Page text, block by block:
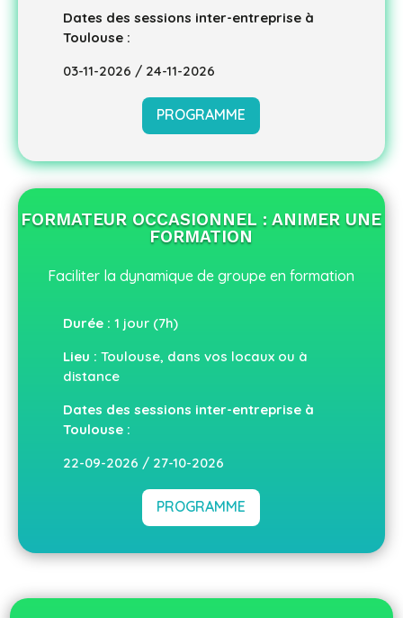
Dates des sessions inter-entreprise à
Toulouse :
03-11-2026 / 24-11-2026
PROGRAMME
FORMATEUR OCCASIONNEL : ANIMER UNE
FORMATION
Faciliter la dynamique de groupe en formation
Durée : 1 jour (7h)
Lieu : Toulouse, dans vos locaux ou à
distance
Dates des sessions inter-entreprise à
Toulouse :
22-09-2026 / 27-10-2026
PROGRAMME